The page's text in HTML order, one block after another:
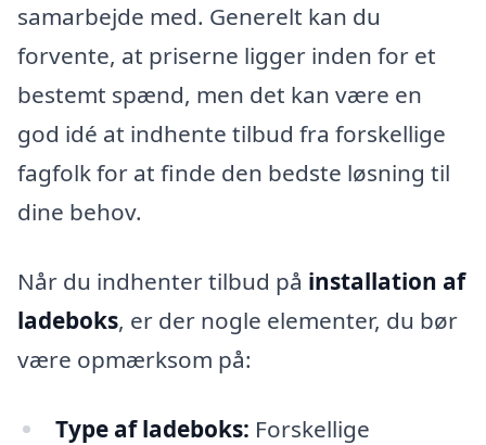
samarbejde med. Generelt kan du
forvente, at priserne ligger inden for et
bestemt spænd, men det kan være en
god idé at indhente tilbud fra forskellige
fagfolk for at finde den bedste løsning til
dine behov.
Når du indhenter tilbud på installation af
ladeboks, er der nogle elementer, du bør
være opmærksom på:
Type af ladeboks: Forskellige